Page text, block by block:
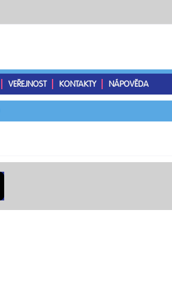
VEŘEJNOST KONTAKTY NÁPOVĚDA